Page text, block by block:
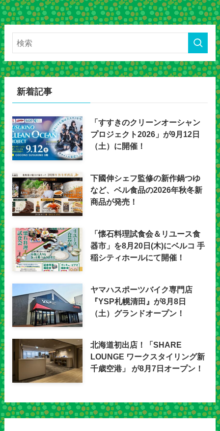
新着記事
「すすきのクリーンオーシャン
プロジェクト2026」が9月12日
（土）に開催！
下國伸シェフ監修の新作鍋つゆ
など、ベル食品の2026年秋冬新
商品が発売！
「懐石料理試食会＆リユース食
器市」を8月20日(木)にベルコ 手
稲シティホールにて開催！
ヤマハスポーツバイク専門店
『YSP札幌清田』が8月8日
（土）グランドオープン！
北海道初出店！「SHARE
LOUNGE ワークスタイリング新
千歳空港」 が8月7日オープン！